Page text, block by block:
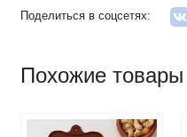
Поделиться в соцсетях:
Похожие товары